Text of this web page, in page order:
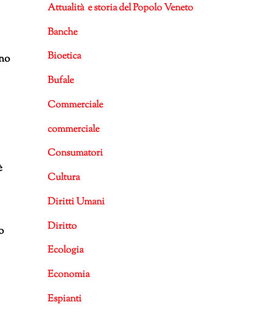
Attualità e storia del Popolo Veneto
Banche
Bioetica
Bufale
Commerciale
commerciale
Consumatori
Cultura
Diritti Umani
Diritto
Ecologia
Economia
Espianti